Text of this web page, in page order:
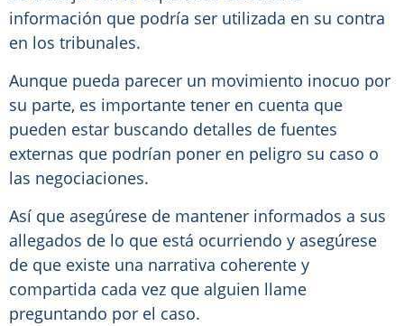
información que podría ser utilizada en su contra
en los tribunales.
Aunque pueda parecer un movimiento inocuo por
su parte, es importante tener en cuenta que
pueden estar buscando detalles de fuentes
externas que podrían poner en peligro su caso o
las negociaciones.
Así que asegúrese de mantener informados a sus
allegados de lo que está ocurriendo y asegúrese
de que existe una narrativa coherente y
compartida cada vez que alguien llame
preguntando por el caso.